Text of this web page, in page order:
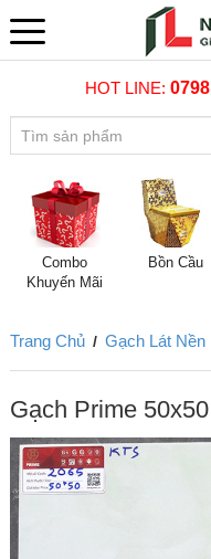
HOT LINE:
Combo
Khuyến Mãi
Bồn Cầu
Trang Chủ / Gạch Lát Nền
Gạch Prime